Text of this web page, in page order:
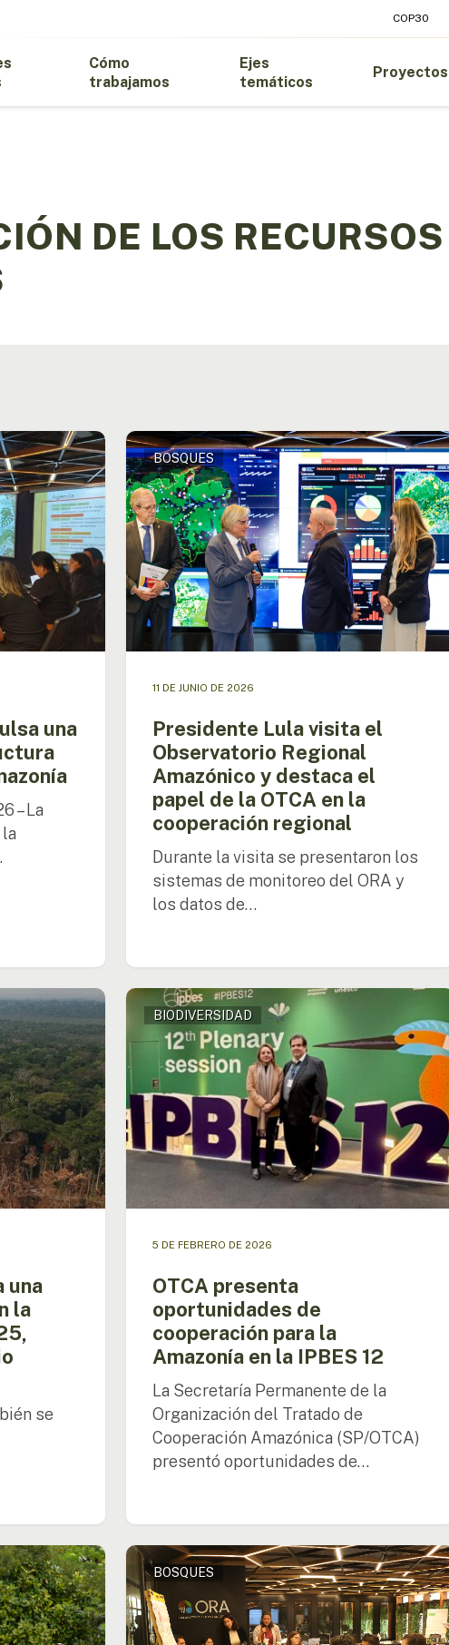
COP30
Cómo
trabajamos
Ejes
temáticos
Proyectos
DE LOS RECURSOS
una
– La
Presidente
Lula
visita
el
Observatorio
Regional
Amazónico
y
destaca
cooperación
regional
BOSQUES
11 DE JUNIO DE 2026
Presidente Lula visita el
Observatorio Regional
Amazónico y destaca el
papel de la OTCA en la
cooperación regional
Durante la visita se presentaron los
sistemas de monitoreo del ORA y
los datos de…
una
la
se
OTCA
presenta
oportunidades
cooperación
para
la
Amazonía
en
BIODIVERSIDAD
5 DE FEBRERO DE 2026
OTCA presenta
oportunidades de
cooperación para la
Amazonía en la IPBES 12
La Secretaría Permanente de la
Organización del Tratado de
Cooperación Amazónica (SP/OTCA)
presentó oportunidades de…
Países
amazónicos
debaten
nuevo
mecanismo
BOSQUES